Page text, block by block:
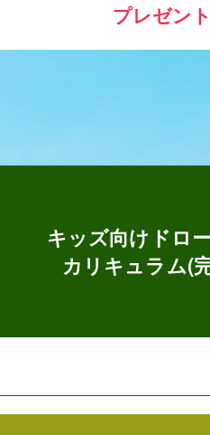
プレゼン
キッズ向けドロ
カリキュラム(